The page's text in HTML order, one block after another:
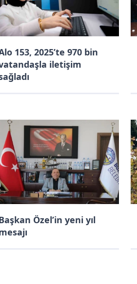
153, 2025’te 970 bin
iletişim
Özel’in yeni yıl